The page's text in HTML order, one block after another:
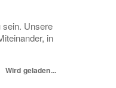
sein. Unsere
in
Wird geladen...